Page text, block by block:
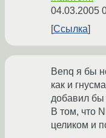
04.03.2005
Ссылка
Benq я бы
как и
добавил бы
В том, что
целиком и